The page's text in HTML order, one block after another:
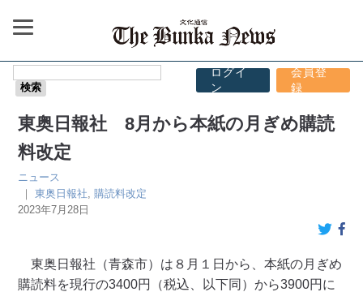
ログイ
ン
会員登
録
東奥日報社 8月から本紙の月ぎめ購読
料改定
ニュース
｜東奥日報社 ,購読料改定
2023年7月28日
東奥日報社（青森市）は８月１日から、本紙の月ぎめ
購読料を現行の3400円（税込、以下同）から3900円に